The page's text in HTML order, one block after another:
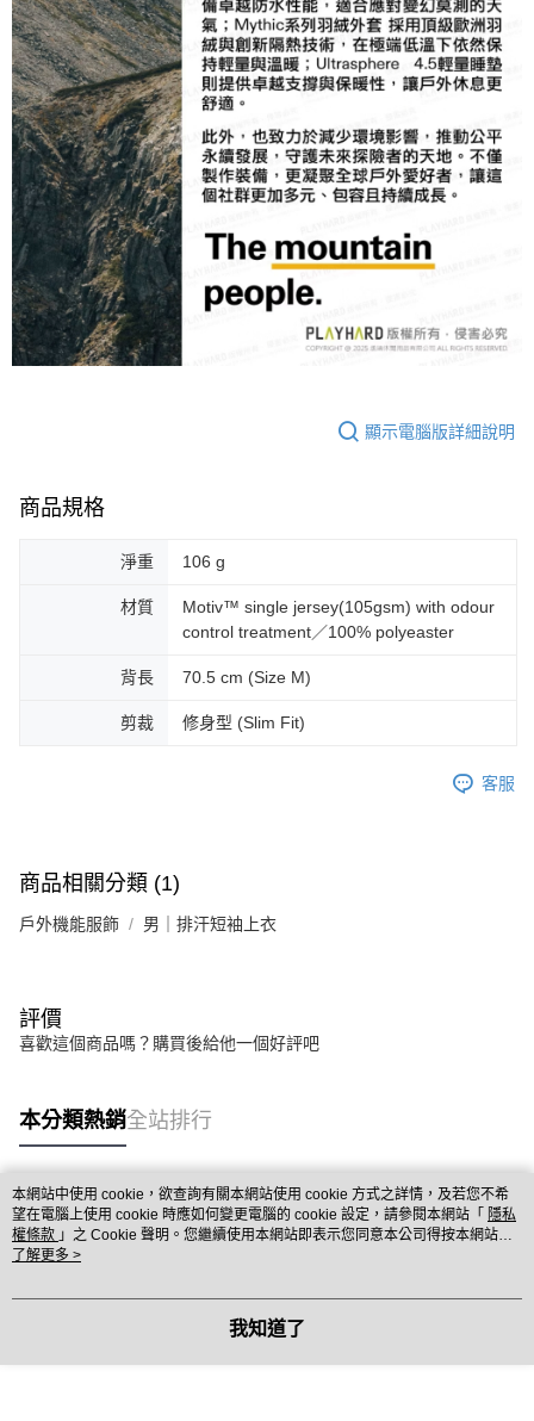
顯示電腦版詳細說明
商品規格
淨重 106 g
材質
Motiv™ single jersey(105gsm) with odour
control treatment／100% polyeaster
背長 70.5 cm (Size M)
剪裁 修身型 (Slim Fit)
客服
商品相關分類 (1)
戶外機能服飾 男｜排汗短袖上衣
評價
喜歡這個商品嗎？購買後給他一個好評吧
本分類熱銷全站排行
熱門標籤
本網站中使用 cookie，欲查詢有關本網站使用 cookie 方式之詳情，及若您不希
望在電腦上使用 cookie 時應如何變更電腦的 cookie 設定，請參閱本網站「 隱私
權條款 」之 Cookie 聲明。您繼續使用本網站即表示您同意本公司得按本網站使
用條款之 Cookie 聲明使用 cookie。
了解更多 >
我知道了